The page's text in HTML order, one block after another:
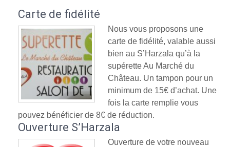
Carte de fidélité
Nous vous proposons une
carte de fidélité, valable aussi
bien au S’Harzala qu’à la
supérette Au Marché du
Château. Un tampon pour un
minimum de 15€ d’achat. Une
fois la carte remplie vous
pouvez bénéficier de 8€ de réduction.
Ouverture S’Harzala
Ouverture de votre nouveau